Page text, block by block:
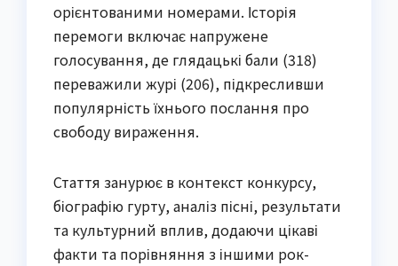
орієнтованими номерами. Історія
перемоги включає напружене
голосування, де глядацькі бали (318)
переважили журі (206), підкресливши
популярність їхнього послання про
свободу вираження.
Стаття занурює в контекст конкурсу,
біографію гурту, аналіз пісні, результати
та культурний вплив, додаючи цікаві
факти та порівняння з іншими рок-